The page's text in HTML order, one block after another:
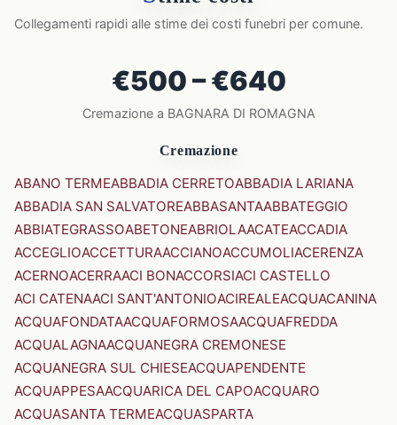
Collegamenti rapidi alle stime dei costi funebri per comune.
€500 – €640
Cremazione a BAGNARA DI ROMAGNA
Cremazione
ABANO TERMEABBADIA CERRETOABBADIA LARIANA
ABBADIA SAN SALVATOREABBASANTAABBATEGGIO
ABBIATEGRASSOABETONEABRIOLAACATEACCADIA
ACCEGLIOACCETTURAACCIANOACCUMOLIACERENZA
ACERNOACERRAACI BONACCORSIACI CASTELLO
ACI CATENAACI SANT'ANTONIOACIREALEACQUACANINA
ACQUAFONDATAACQUAFORMOSAACQUAFREDDA
ACQUALAGNAACQUANEGRA CREMONESE
ACQUANEGRA SUL CHIESEACQUAPENDENTE
ACQUAPPESAACQUARICA DEL CAPOACQUARO
ACQUASANTA TERMEACQUASPARTA